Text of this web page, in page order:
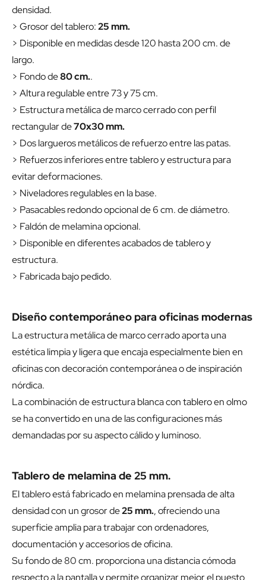
densidad.
> Grosor del tablero:25 mm.
> Disponible en medidas desde 120 hasta 200 cm. de
largo.
> Fondo de80 cm..
> Altura regulable entre 73 y 75 cm.
> Estructura metálica de marco cerrado con perfil
rectangular de70x30 mm.
> Dos largueros metálicos de refuerzo entre las patas.
> Refuerzos inferiores entre tablero y estructura para
evitar deformaciones.
> Niveladores regulables en la base.
> Pasacables redondo opcional de 6 cm. de diámetro.
> Faldón de melamina opcional.
> Disponible en diferentes acabados de tablero y
estructura.
> Fabricada bajo pedido.
Diseño contemporáneo para oficinas modernas
La estructura metálica de marco cerrado aporta una
estética limpia y ligera que encaja especialmente bien en
oficinas con decoración contemporánea o de inspiración
nórdica.
La combinación de estructura blanca con tablero en olmo
se ha convertido en una de las configuraciones más
demandadas por su aspecto cálido y luminoso.
Tablero de melamina de 25 mm.
El tablero está fabricado en melamina prensada de alta
densidad con un grosor de25 mm., ofreciendo una
superficie amplia para trabajar con ordenadores,
documentación y accesorios de oficina.
Su fondo de 80 cm. proporciona una distancia cómoda
respecto a la pantalla y permite organizar mejor el puesto